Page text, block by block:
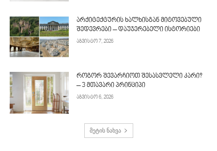
არქიტექტურის ხალხისგან მიტოვებული
შედევრები – დაუჯერებელი ისტორიები
აგვისტო 7, 2026
როგორ შევარჩიოთ შესასვლელი კარი?
– 3 მთავარი პრინციპი
აგვისტო 6, 2026
მეტის ნახვა